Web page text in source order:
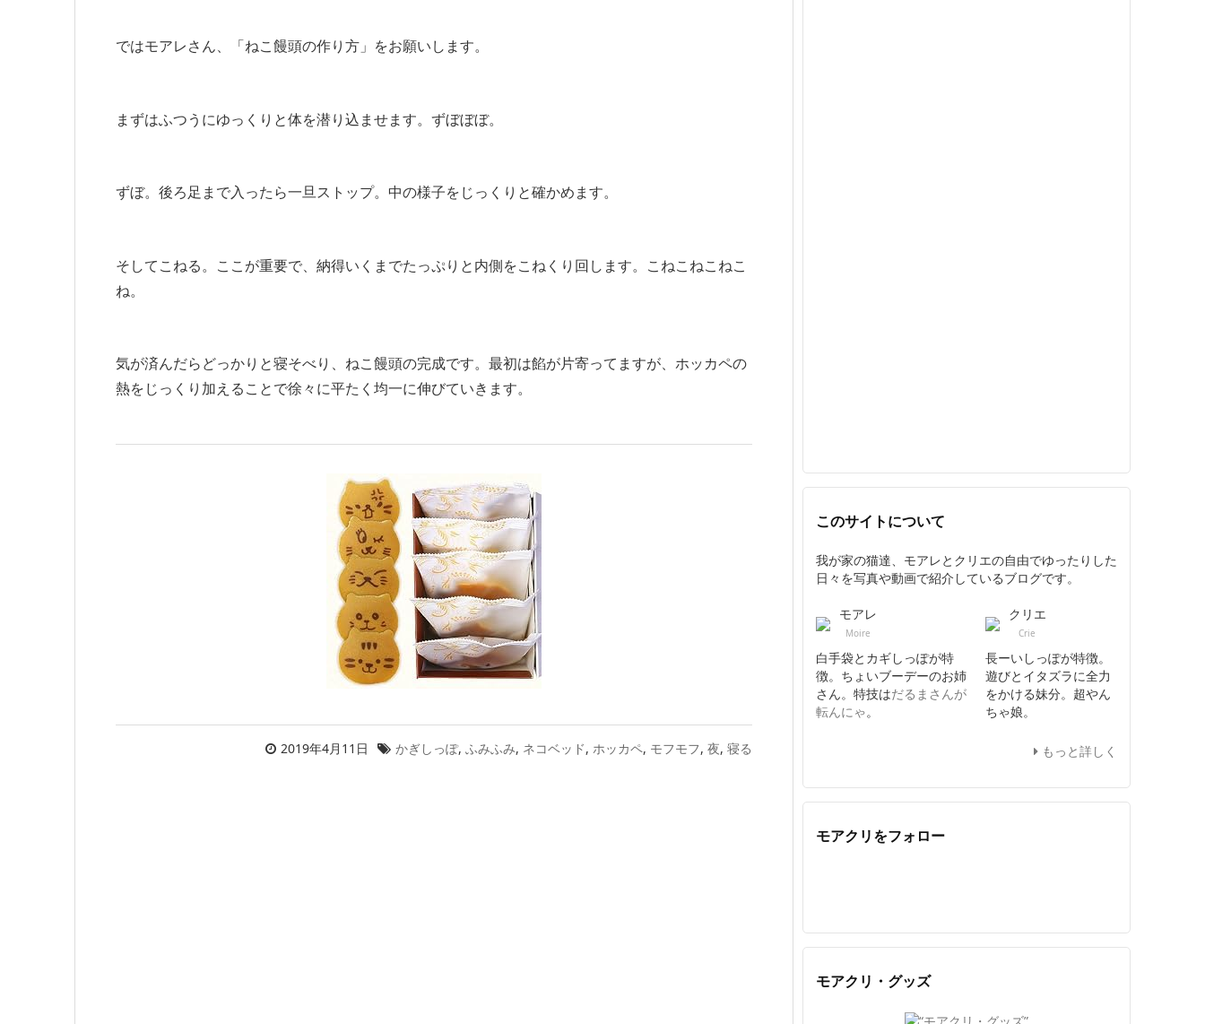
ではモアレさん、「ねこ饅頭の作り方」をお願いします。
まずはふつうにゆっくりと体を潜り込ませます。ずぼぼぼ。
ずぼ。後ろ足まで入ったら一旦ストップ。中の様子をじっくりと確かめます。
そしてこねる。ここが重要で、納得いくまでたっぷりと内側をこねくり回します。こねこねこねこ
ね。
気が済んだらどっかりと寝そべり、ねこ饅頭の完成です。最初は餡が片寄ってますが、ホッカペの
熱をじっくり加えることで徐々に平たく均一に伸びていきます。
2019年4月11日 かぎしっぽ, ふみふみ, ネコベッド, ホッカペ, モフモフ, 夜, 寝る
このサイトについて
我が家の猫達、モアレとクリエの自由でゆったりした
日々を写真や動画で紹介しているブログです。
モアレ
Moire
白手袋とカギしっぽが特
徴。ちょいブーデーのお姉
さん。特技はだるまさんが
転んにゃ。
クリエ
Crie
長ーいしっぽが特徴。
遊びとイタズラに全力
をかける妹分。超やん
ちゃ娘。
もっと詳しく
モアクリをフォロー
モアクリ・グッズ